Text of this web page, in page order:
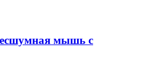
мышь с